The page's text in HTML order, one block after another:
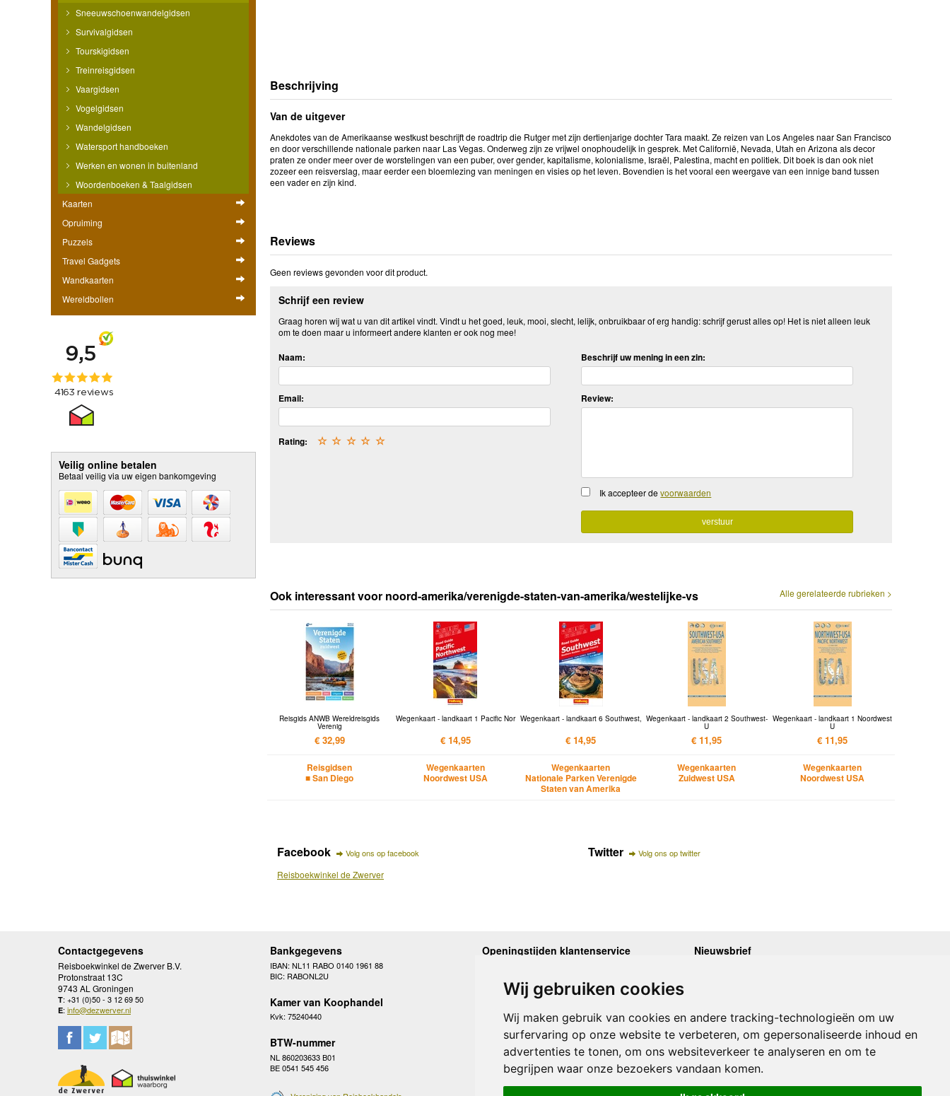
Wij gebruiken cookies
Wij maken gebruik van cookies en andere tracking-technologieën om uw
surfervaring op onze website te verbeteren, om gepersonaliseerde inhoud en
advertenties te tonen, om ons websiteverkeer te analyseren en om te
begrijpen waar onze bezoekers vandaan komen.
Sneeuwschoenwandelgidsen
Survivalgidsen
Tourskigidsen
Treinreisgidsen
Vaargidsen
Vogelgidsen
Wandelgidsen
Watersport handboeken
Werken en wonen in buitenland
Woordenboeken & Taalgidsen
Kaarten
Opruiming
Puzzels
Travel Gadgets
Wandkaarten
Wereldbollen
Veilig online betalen
Betaal veilig via uw eigen bankomgeving
Beschrijving
Van de uitgever
Anekdotes van de Amerikaanse westkust beschrijft de roadtrip die Rutger met zijn dertienjarige dochter Tara maakt. Ze reizen van Los Angeles naar San Francisco
en door verschillende nationale parken naar Las Vegas. Onderweg zijn ze vrijwel onophoudelijk in gesprek. Met Californië, Nevada, Utah en Arizona als decor
praten ze onder meer over de worstelingen van een puber, over gender, kapitalisme, kolonialisme, Israël, Palestina, macht en politiek. Dit boek is dan ook niet
zozeer een reisverslag, maar eerder een bloemlezing van meningen en visies op het leven. Bovendien is het vooral een weergave van een innige band tussen
een vader en zijn kind.
Reviews
Geen reviews gevonden voor dit product.
Schrijf een review
Graag horen wij wat u van dit artikel vindt. Vindt u het goed, leuk, mooi, slecht, lelijk, onbruikbaar of erg handig: schrijf gerust alles op! Het is niet alleen leuk
om te doen maar u informeert andere klanten er ook nog mee!
Naam:
Email:
Rating: ☆
☆
☆
☆
☆
Beschrijf uw mening in een zin:
Review:
Ik accepteer devoorwaarden
Alle gerelateerde rubrieken >
Ook interessant voor noord-amerika/verenigde-staten-van-amerika/westelijke-vs
Reisgids ANWB Wereldreisgids
Verenig
€ 32,99
Reisgidsen
■ San Diego
Wegenkaart - landkaart 1 Pacific Nor
€ 14,95
Wegenkaarten
Noordwest USA
Wegenkaart - landkaart 6 Southwest,
€ 14,95
Wegenkaarten
Nationale Parken Verenigde
Staten van Amerika
Wegenkaart - landkaart 2 Southwest-
U
€ 11,95
Wegenkaarten
Zuidwest USA
Wegenkaart - landkaart 1 Noordwest
U
€ 11,95
Wegenkaarten
Noordwest USA
Facebook Volg ons op facebook
Reisboekwinkel de Zwerver
Twitter Volg ons op twitter
Contactgegevens
Reisboekwinkel de Zwerver B.V.
Protonstraat 13C
9743 AL Groningen
T: +31 (0)50 - 3 12 69 50
E: info@dezwerver.nl
Bankgegevens
IBAN: NL11 RABO 0140 1961 88
BIC: RABONL2U
Kamer van Koophandel
Kvk: 75240440
BTW-nummer
NL 860203633 B01
BE 0541 545 456
Openingstijden klantenservice
Woensdag
10.00 - 12.30 en 13.30 - 17.00
Donderdag
Vrijdag
10.00 - 12.30 en 13.30 - 17.00
Zaterdag
gesloten
Zondag
gesloten
Nieuwsbrief
Onze laatste Nieuwsbrief
Inschrijven